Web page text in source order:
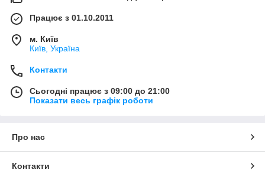
Працює з 01.10.2011
м. Київ
Київ, Україна
Контакти
Сьогодні працює з 09:00 до 21:00
Показати весь графік роботи
Про нас
Контакти